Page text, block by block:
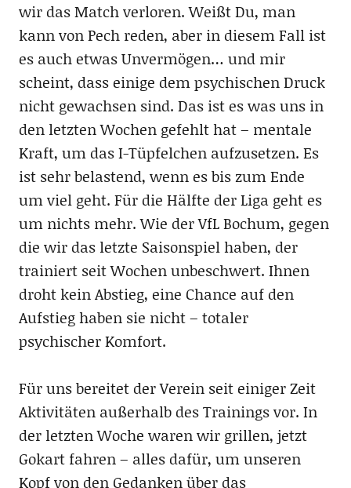
wir das Match verloren. Weißt Du, man
kann von Pech reden, aber in diesem Fall ist
es auch etwas Unvermögen… und mir
scheint, dass einige dem psychischen Druck
nicht gewachsen sind. Das ist es was uns in
den letzten Wochen gefehlt hat – mentale
Kraft, um das I-Tüpfelchen aufzusetzen. Es
ist sehr belastend, wenn es bis zum Ende
um viel geht. Für die Hälfte der Liga geht es
um nichts mehr. Wie der VfL Bochum, gegen
die wir das letzte Saisonspiel haben, der
trainiert seit Wochen unbeschwert. Ihnen
droht kein Abstieg, eine Chance auf den
Aufstieg haben sie nicht – totaler
psychischer Komfort.
Für uns bereitet der Verein seit einiger Zeit
Aktivitäten außerhalb des Trainings vor. In
der letzten Woche waren wir grillen, jetzt
Gokart fahren – alles dafür, um unseren
Kopf von den Gedanken über das